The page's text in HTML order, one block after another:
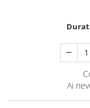
Ai